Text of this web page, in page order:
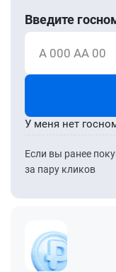
Введите
А 000 АА 00
Если вы ранее
за пару кликов
У меня нет